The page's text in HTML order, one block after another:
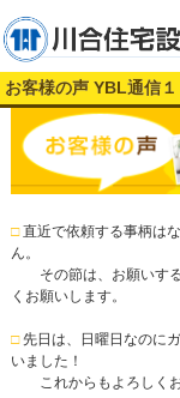
お客様の声 YBL通信１
□直近で依頼する事柄は
ん。
その節は、お願いする
くお願いします。
□先日は、日曜日なのに
いました！
これからもよろしくお